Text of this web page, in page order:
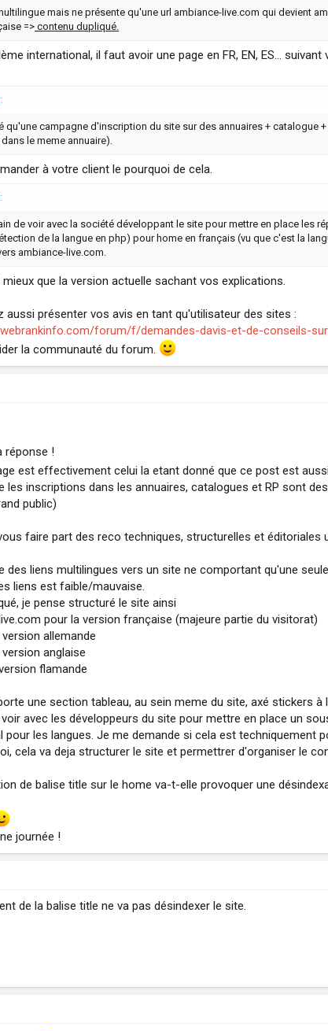
mais ne présente qu'une url ambiance-live.com qui devient
=>contenu dupliqué.
international, il faut avoir une page en FR, EN, ES...
qu'une campagne d'inscription du site sur des annuaires + catalogue
le meme annuaire).
à votre client le pourquoi de cela.
de voir avec la société développant le site pour mettre en place les
de la langue en php) pour home en français (vu que c'est la
ambiance-live.com.
mieux que la version actuelle sachant vos explications.
aussi présenter vos avis en tant qu'utilisateur des sites :
forum/f/demandes-davis-et-de-conseils-
la communauté du forum.
réponse !
est effectivement celui la etant donné que ce post est
les inscriptions dans les annuaires, catalogues et RP sont
public)
faire part des reco techniques, structurelles et éditoriales
des liens multilingues vers un site ne comportant qu'une
liens est faible/mauvaise.
je pense structuré le site ainsi
pour la version française (majeure partie du visitorat)
allemande
anglaise
flamande
une section tableau, au sein meme du site, axé stickers à
avec les développeurs du site pour mettre en place un
les langues. Je me demande si cela est techniquement
cela va deja structurer le site et permettrer d'organiser le
de balise title sur le home va-t-elle provoquer une
journée !
de la balise title ne va pas désindexer le site.